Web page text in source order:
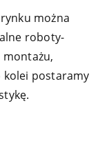
można
roboty-
montażu,
kolei postaramy